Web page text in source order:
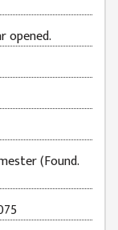
opened.
(Found.